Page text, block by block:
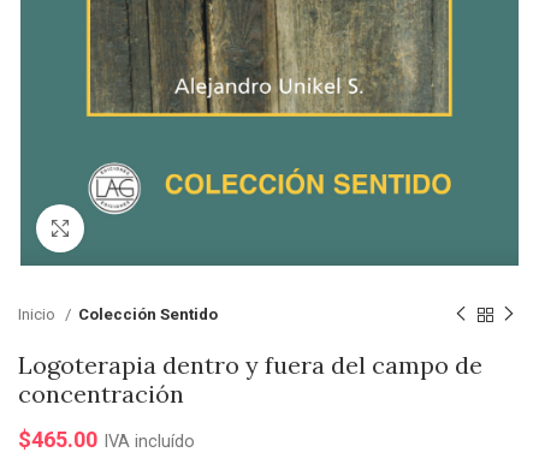
Inicio Colección Sentido
Logoterapia dentro y fuera del campo de
concentración
$465.00 IVA incluído